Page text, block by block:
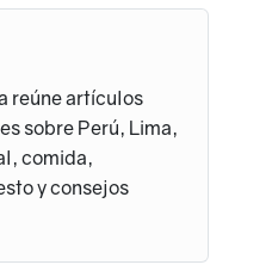
reúne artículos
sobre Perú, Lima,
comida,
y consejos